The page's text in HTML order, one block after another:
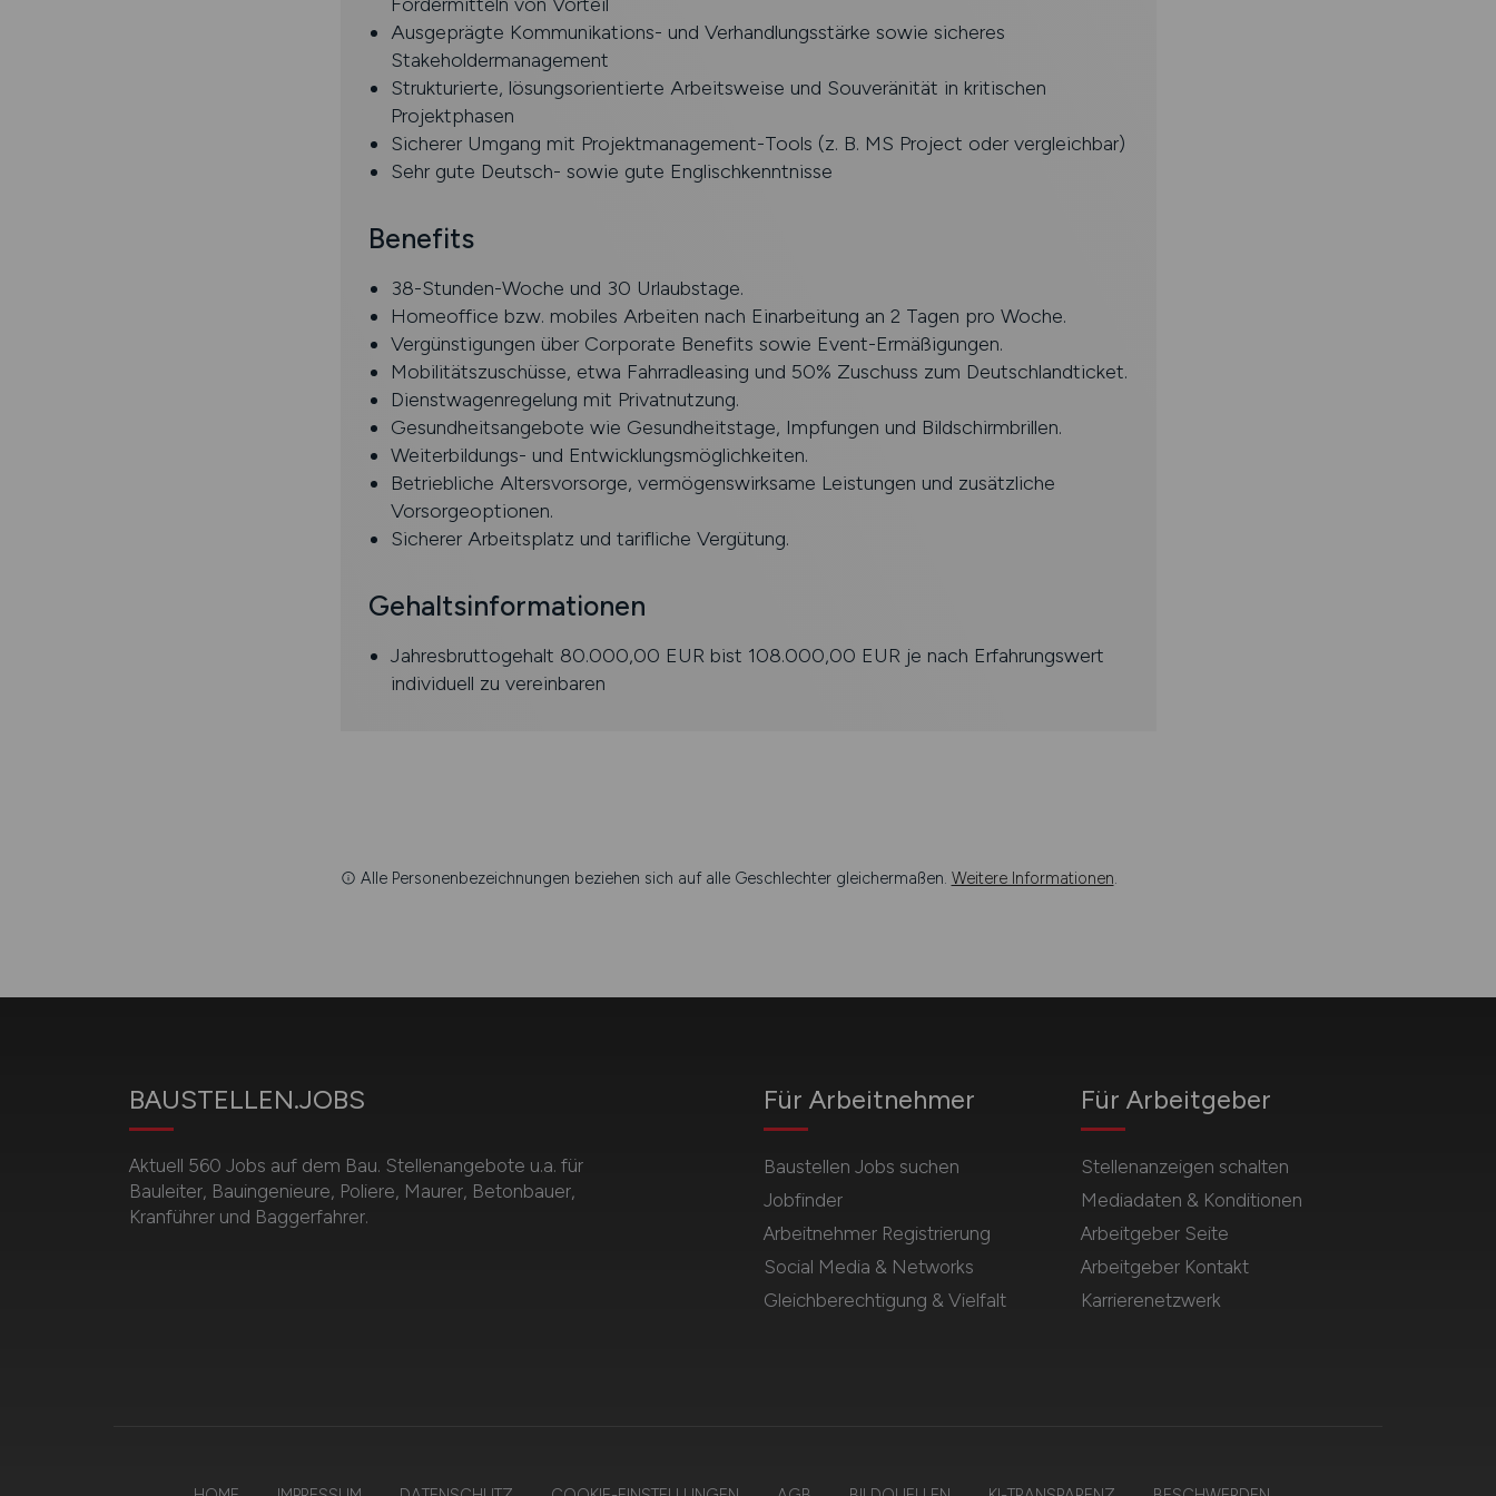
Ausgeprägte Kommunikations- und Verhandlungsstärke sowie sicheres
Stakeholdermanagement
Strukturierte, lösungsorientierte Arbeitsweise und Souveränität in kritischen
Projektphasen
Sicherer Umgang mit Projektmanagement-Tools (z. B. MS Project oder vergleichbar)
Sehr gute Deutsch- sowie gute Englischkenntnisse
Benefits
38-Stunden-Woche und 30 Urlaubstage.
Homeoffice bzw. mobiles Arbeiten nach Einarbeitung an 2 Tagen pro Woche.
Vergünstigungen über Corporate Benefits sowie Event-Ermäßigungen.
Mobilitätszuschüsse, etwa Fahrradleasing und 50% Zuschuss zum Deutschlandticket.
Dienstwagenregelung mit Privatnutzung.
Gesundheitsangebote wie Gesundheitstage, Impfungen und Bildschirmbrillen.
Weiterbildungs- und Entwicklungsmöglichkeiten.
Betriebliche Altersvorsorge, vermögenswirksame Leistungen und zusätzliche
Vorsorgeoptionen.
Sicherer Arbeitsplatz und tarifliche Vergütung.
Gehaltsinformationen
Jahresbruttogehalt 80.000,00 EUR bist 108.000,00 EUR je nach Erfahrungswert
individuell zu vereinbaren
Alle Personenbezeichnungen beziehen sich auf alle Geschlechter gleichermaßen. Weitere Informationen.
BAUSTELLEN.JOBS
Aktuell 560 Jobs auf dem Bau. Stellenangebote u.a. für
Bauleiter, Bauingenieure, Poliere, Maurer, Betonbauer,
Kranführer und Baggerfahrer.
Für Arbeitnehmer
Baustellen Jobs suchen
Jobfinder
Arbeitnehmer Registrierung
Social Media & Networks
Gleichberechtigung & Vielfalt
Für Arbeitgeber
Stellenanzeigen schalten
Mediadaten & Konditionen
Arbeitgeber Seite
Arbeitgeber Kontakt
Karrierenetzwerk